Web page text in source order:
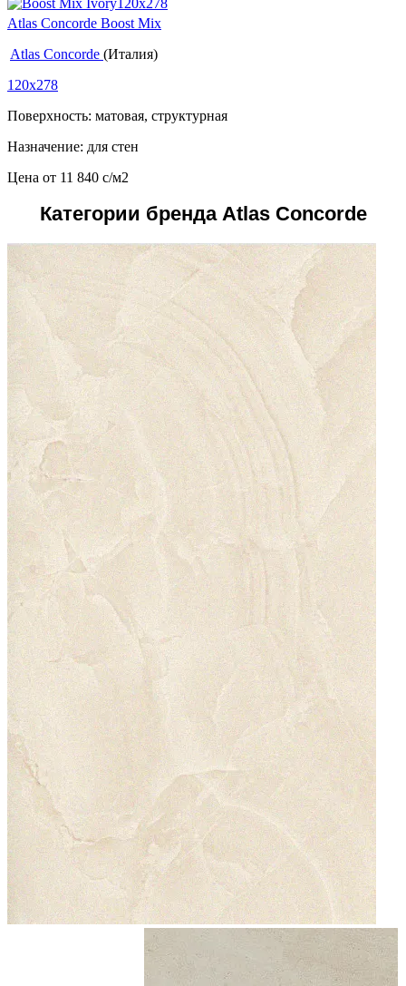
Atlas Concorde Boost Mix
Atlas Concorde (Италия)
120x278
Поверхность: матовая, структурная
Назначение: для стен
Цена от 11 840 c/м2
Категории бренда Atlas Concorde